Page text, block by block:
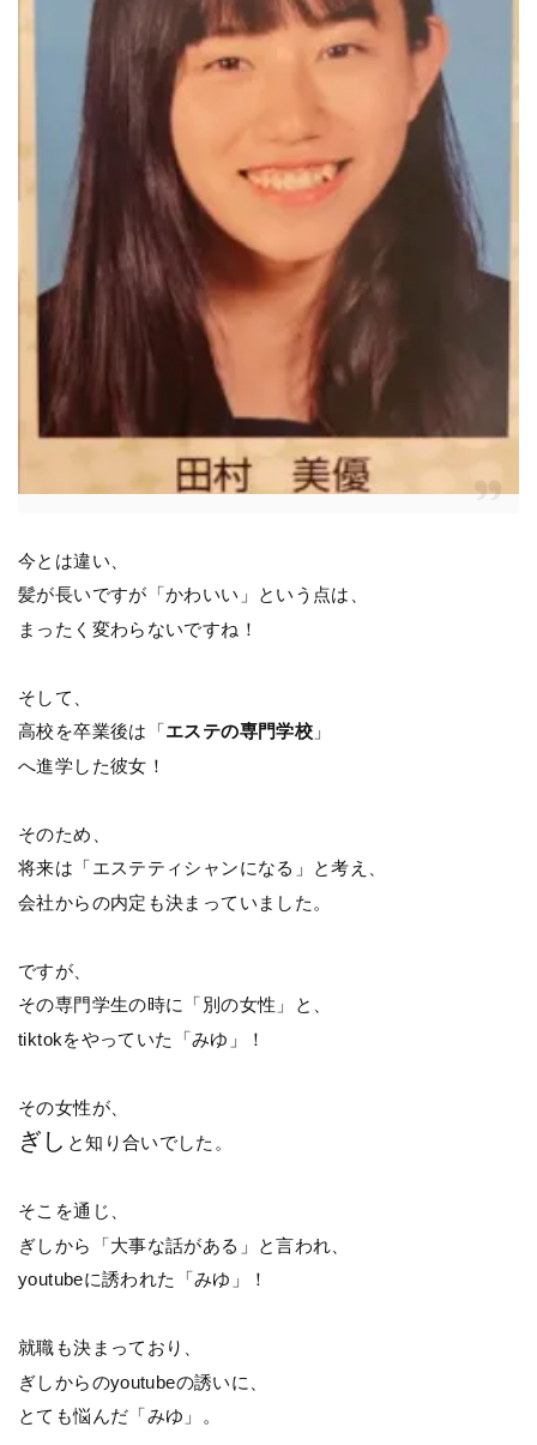
今とは違い、
髪が長いですが「かわいい」という点は、
まったく変わらないですね！
そして、
高校を卒業後は「エステの専門学校 」
へ進学した彼女！
そのため、
将来は「エステティシャンになる」と考え、
会社からの内定も決まっていました。
ですが、
その専門学生の時に「別の女性」と、
tiktokをやっていた「みゆ」！
その女性が、
ぎし と知り合いでした。
そこを通じ、
ぎしから「大事な話がある」と言われ、
youtubeに誘われた「みゆ」！
就職も決まっており、
ぎしからのyoutubeの誘いに、
とても悩んだ「みゆ」。